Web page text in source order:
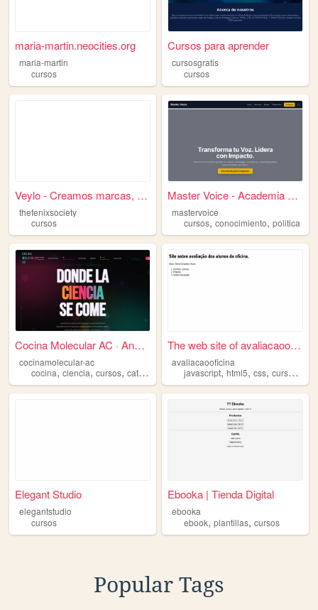
maria-martin.neocities.org
maria-martin
cursos
Cursos para aprender
cursosgratis
cursos
Veylo - Creamos marcas, tran...
thefenixsociety
cursos
Master Voice - Academia de O...
mastervoice
cursos,conocimiento,politica
Cocina Molecular AC · Anahí ...
cocinamolecular-ac
cocina, ciencia, cursos, catering innovacion
The web site of avaliacaoofi...
avaliacaooficina
javascript,html5,css,cursos
Elegant Studio
elegantstudio
cursos
Ebooka | Tienda Digital
ebooka
ebook,plantillas,cursos
Popular Tags